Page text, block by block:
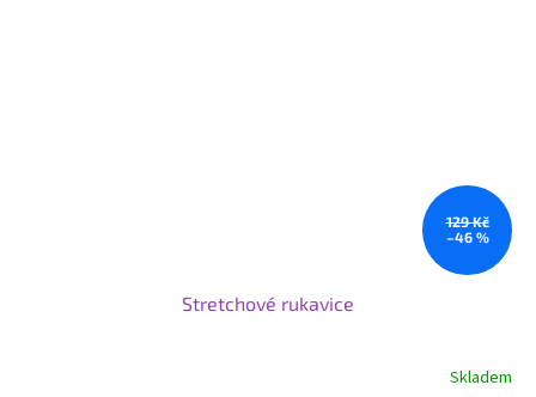
129 Kč
–46 %
Stretchové rukavice
Skladem